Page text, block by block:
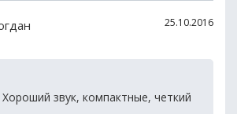
25.10.2016
Хороший звук, компактные, четкий